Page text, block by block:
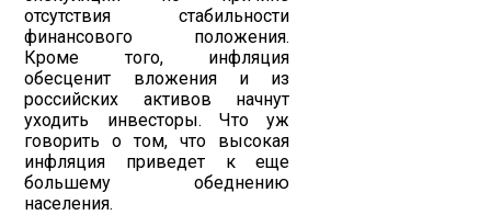
отсутствия стабильности
финансового положения.
Кроме того, инфляция
обесценит вложения и из
российских активов начнут
уходить инвесторы. Что уж
говорить о том, что высокая
инфляция приведет к еще
большему обеднению
населения.